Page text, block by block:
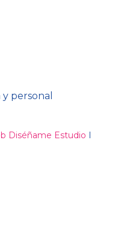
y personal
Diséñame Estudio I